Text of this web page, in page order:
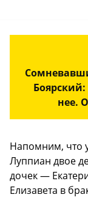
нее.
Напомним, что
Луппиан двое
дочек —
Елизавета в